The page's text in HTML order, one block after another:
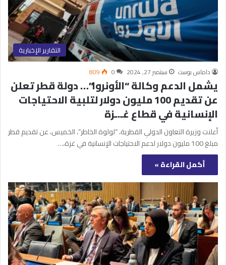
التقارير الإخبارية
داماس بوست سبتمبر 27, 2024 0
809
يشمل الدعم وكالة “الأونروا”… دولة قطر تعلن
عن تقديم 100 مليون دولار لتلبية الاحتياجات
الإنسانية في قطاع غـ.ـزة
أعلنت وزيرة التعاون الدولي القطرية، “لولوة الخاطر”، الخميس، عن تقديم قطر
مبلغ 100 مليون دولار لدعم الاحتياجات الإنسانية في غزة،…
أكمل القراءة »